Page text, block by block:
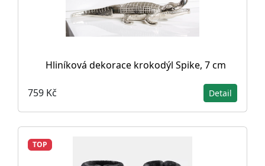
Hliníková dekorace krokodýl Spike, 7 cm
759 Kč Detail
TOP